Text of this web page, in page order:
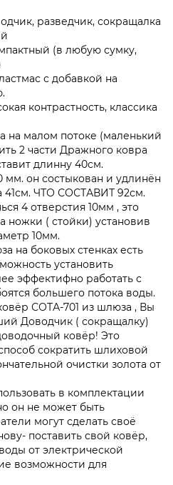
разведчик, сокращалка
(в любую сумку,
с добавкой на
контрастность, классика
на малом потоке (маленький
2 части Дражного ковра
длинну 40см.
мм. он состыкован и удлинён
ЧТО СОСТАВИТ 92см.
4 отверстия 10мм , это
ножки ( стойки) установив
10мм.
на боковых стенках есть
установить
эффектифно работать с
большего потока воды.
СОТА-701 из шлюза , Вы
Доводчик ( сокращалку)
ковёр! Это
сократить шлиховой
очистки золота от
в комплектации
он не может быть
могут сделать своё
поставить свой ковёр,
от электрической
возможности для